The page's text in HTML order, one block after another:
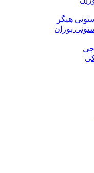
هیگر
بوران